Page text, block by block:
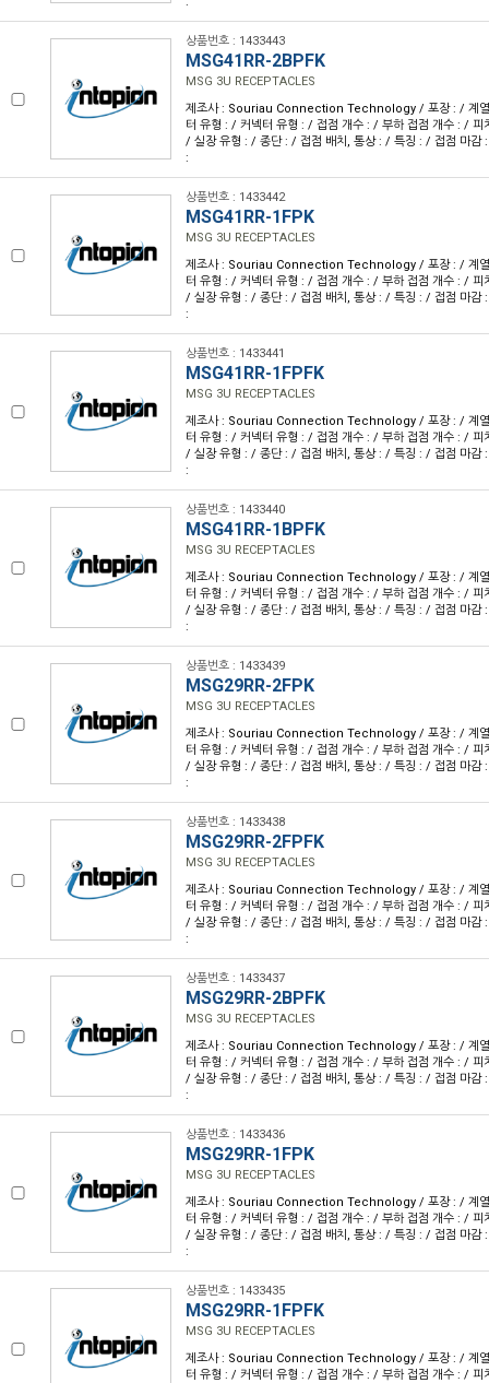
상품번호 : 1433443
MSG41RR-2BPFK
MSG 3U RECEPTACLES
제조사 : Souriau Connection Technology / 포장 : / 계열
터 유형 : / 커넥터 유형 : / 접점 개수 : / 부하 접점 개수 : /
/ 실장 유형 : / 종단 : / 접점 배치, 통상 : / 특징 : / 접점 마감
:
상품번호 : 1433442
MSG41RR-1FPK
MSG 3U RECEPTACLES
제조사 : Souriau Connection Technology / 포장 : / 계열
터 유형 : / 커넥터 유형 : / 접점 개수 : / 부하 접점 개수 : /
/ 실장 유형 : / 종단 : / 접점 배치, 통상 : / 특징 : / 접점 마감
:
상품번호 : 1433441
MSG41RR-1FPFK
MSG 3U RECEPTACLES
제조사 : Souriau Connection Technology / 포장 : / 계열
터 유형 : / 커넥터 유형 : / 접점 개수 : / 부하 접점 개수 : /
/ 실장 유형 : / 종단 : / 접점 배치, 통상 : / 특징 : / 접점 마감
:
상품번호 : 1433440
MSG41RR-1BPFK
MSG 3U RECEPTACLES
제조사 : Souriau Connection Technology / 포장 : / 계열
터 유형 : / 커넥터 유형 : / 접점 개수 : / 부하 접점 개수 : /
/ 실장 유형 : / 종단 : / 접점 배치, 통상 : / 특징 : / 접점 마감
:
상품번호 : 1433439
MSG29RR-2FPK
MSG 3U RECEPTACLES
제조사 : Souriau Connection Technology / 포장 : / 계열
터 유형 : / 커넥터 유형 : / 접점 개수 : / 부하 접점 개수 : /
/ 실장 유형 : / 종단 : / 접점 배치, 통상 : / 특징 : / 접점 마감
:
상품번호 : 1433438
MSG29RR-2FPFK
MSG 3U RECEPTACLES
제조사 : Souriau Connection Technology / 포장 : / 계열
터 유형 : / 커넥터 유형 : / 접점 개수 : / 부하 접점 개수 : /
/ 실장 유형 : / 종단 : / 접점 배치, 통상 : / 특징 : / 접점 마감
:
상품번호 : 1433437
MSG29RR-2BPFK
MSG 3U RECEPTACLES
제조사 : Souriau Connection Technology / 포장 : / 계열
터 유형 : / 커넥터 유형 : / 접점 개수 : / 부하 접점 개수 : /
/ 실장 유형 : / 종단 : / 접점 배치, 통상 : / 특징 : / 접점 마감
:
상품번호 : 1433436
MSG29RR-1FPK
MSG 3U RECEPTACLES
제조사 : Souriau Connection Technology / 포장 : / 계열
터 유형 : / 커넥터 유형 : / 접점 개수 : / 부하 접점 개수 : /
/ 실장 유형 : / 종단 : / 접점 배치, 통상 : / 특징 : / 접점 마감
:
상품번호 : 1433435
MSG29RR-1FPFK
MSG 3U RECEPTACLES
제조사 : Souriau Connection Technology / 포장 : / 계열
터 유형 : / 커넥터 유형 : / 접점 개수 : / 부하 접점 개수 : /